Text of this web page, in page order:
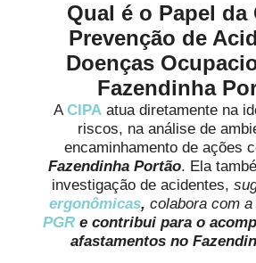
Qual é o Papel da
Prevenção de
Doenças
Fazendinha
ACIPA atua diretamente na
riscos, na análise de
encaminhamento de ações
Fazendinha Portão. Ela
investigação de acidentes,
ergonômicas, colabora com
PGR e contribui para o
afastamentos no